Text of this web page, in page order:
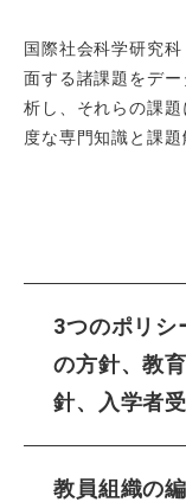
国際社会科学研究
面する諸課題をデ
析し、それらの課
度な専門知識と課
3つのポリシ
の方針、教
針、入学者
教員組織の